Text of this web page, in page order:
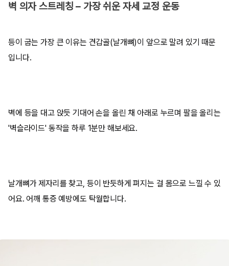
벽 의자 스트레칭 – 가장 쉬운 자세 교정 운동
등이 굽는 가장 큰 이유는 견갑골(날개뼈)이 앞으로 말려 있기 때문
입니다.
벽에 등을 대고 앉듯 기대어 손을 올린 채 아래로 누르며 팔을 올리는
'벽슬라이드' 동작을 하루 1분만 해보세요.
날개뼈가 제자리를 찾고, 등이 반듯하게 펴지는 걸 몸으로 느낄 수 있
어요. 어깨 통증 예방에도 탁월합니다.